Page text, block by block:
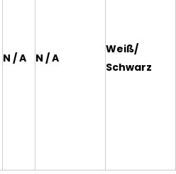
N / A N / A
Weiß/
Schwarz